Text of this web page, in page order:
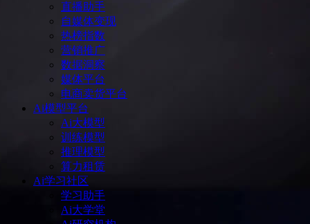
直播助手
自媒体变现
热榜指数
营销推广
数据洞察
媒体平台
电商卖货平台
Ai模型平台
Ai大模型
训练模型
推理模型
算力租赁
Ai学习社区
学习助手
Ai大学堂